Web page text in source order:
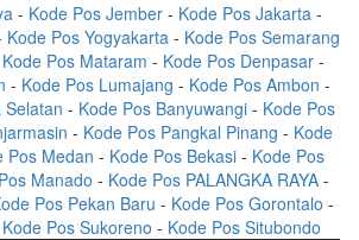
- Kode Pos Jember - Kode Pos Jakarta -
Kode Pos Yogyakarta- Kode Pos Semarang
Kode Pos Mataram - Kode Pos Denpasar -
- Kode Pos Lumajang - Kode Pos Ambon -
Selatan - Kode Pos Banyuwangi - Kode Pos
- Kode Pos Pangkal Pinang - Kode
Pos Medan - Kode Pos Bekasi - Kode Pos
Manado - Kode Pos PALANGKA RAYA -
Pos Pekan Baru - Kode Pos Gorontalo -
Kode Pos Sukoreno - Kode Pos Situbondo